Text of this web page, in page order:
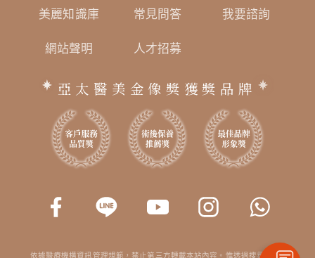
美麗知識庫 常見問答 我要諮詢
網站聲明 人才招募
亞太醫美金像獎獲獎品牌
依據醫療機構資訊管理規範，禁止第三方轉載本站內容。惟透過搜尋